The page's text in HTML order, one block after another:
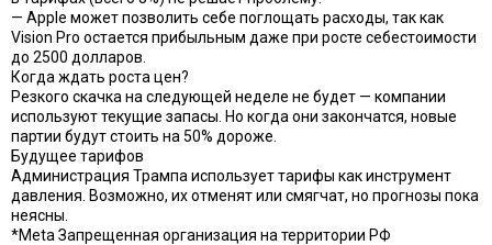
— Apple может позволить себе поглощать расходы, так как
Vision Pro остается прибыльным даже при росте себестоимости
до 2500 долларов.
Когда ждать роста цен?
Резкого скачка на следующей неделе не будет — компании
используют текущие запасы. Но когда они закончатся, новые
партии будут стоить на 50% дороже.
Будущее тарифов
Администрация Трампа использует тарифы как инструмент
давления. Возможно, их отменят или смягчат, но прогнозы пока
неясны.
*Meta Запрещенная организация на территории РФ